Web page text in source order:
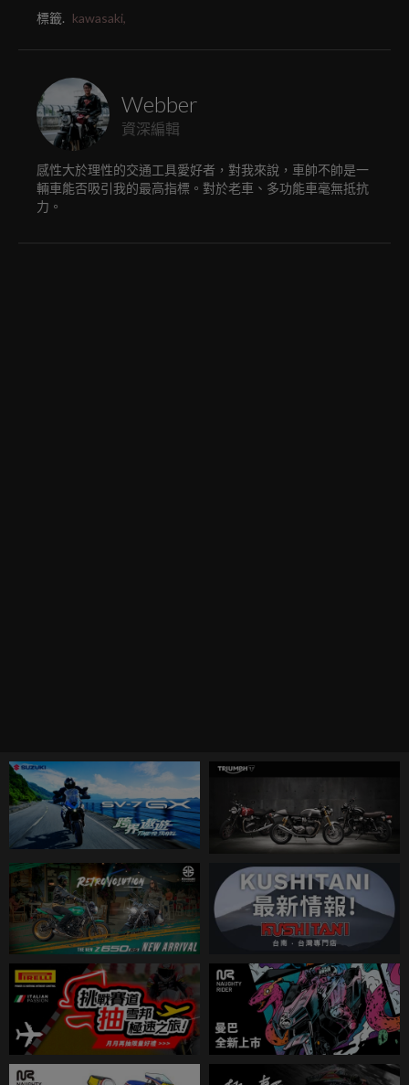
標籤. kawasaki,
Webber
資深編輯
感性大於理性的交通工具愛好者，對我來說，車帥不帥是一
輛車能否吸引我的最高指標。對於老車、多功能車毫無抵抗
力。